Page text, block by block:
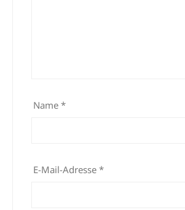
Name *
E-Mail-Adresse *